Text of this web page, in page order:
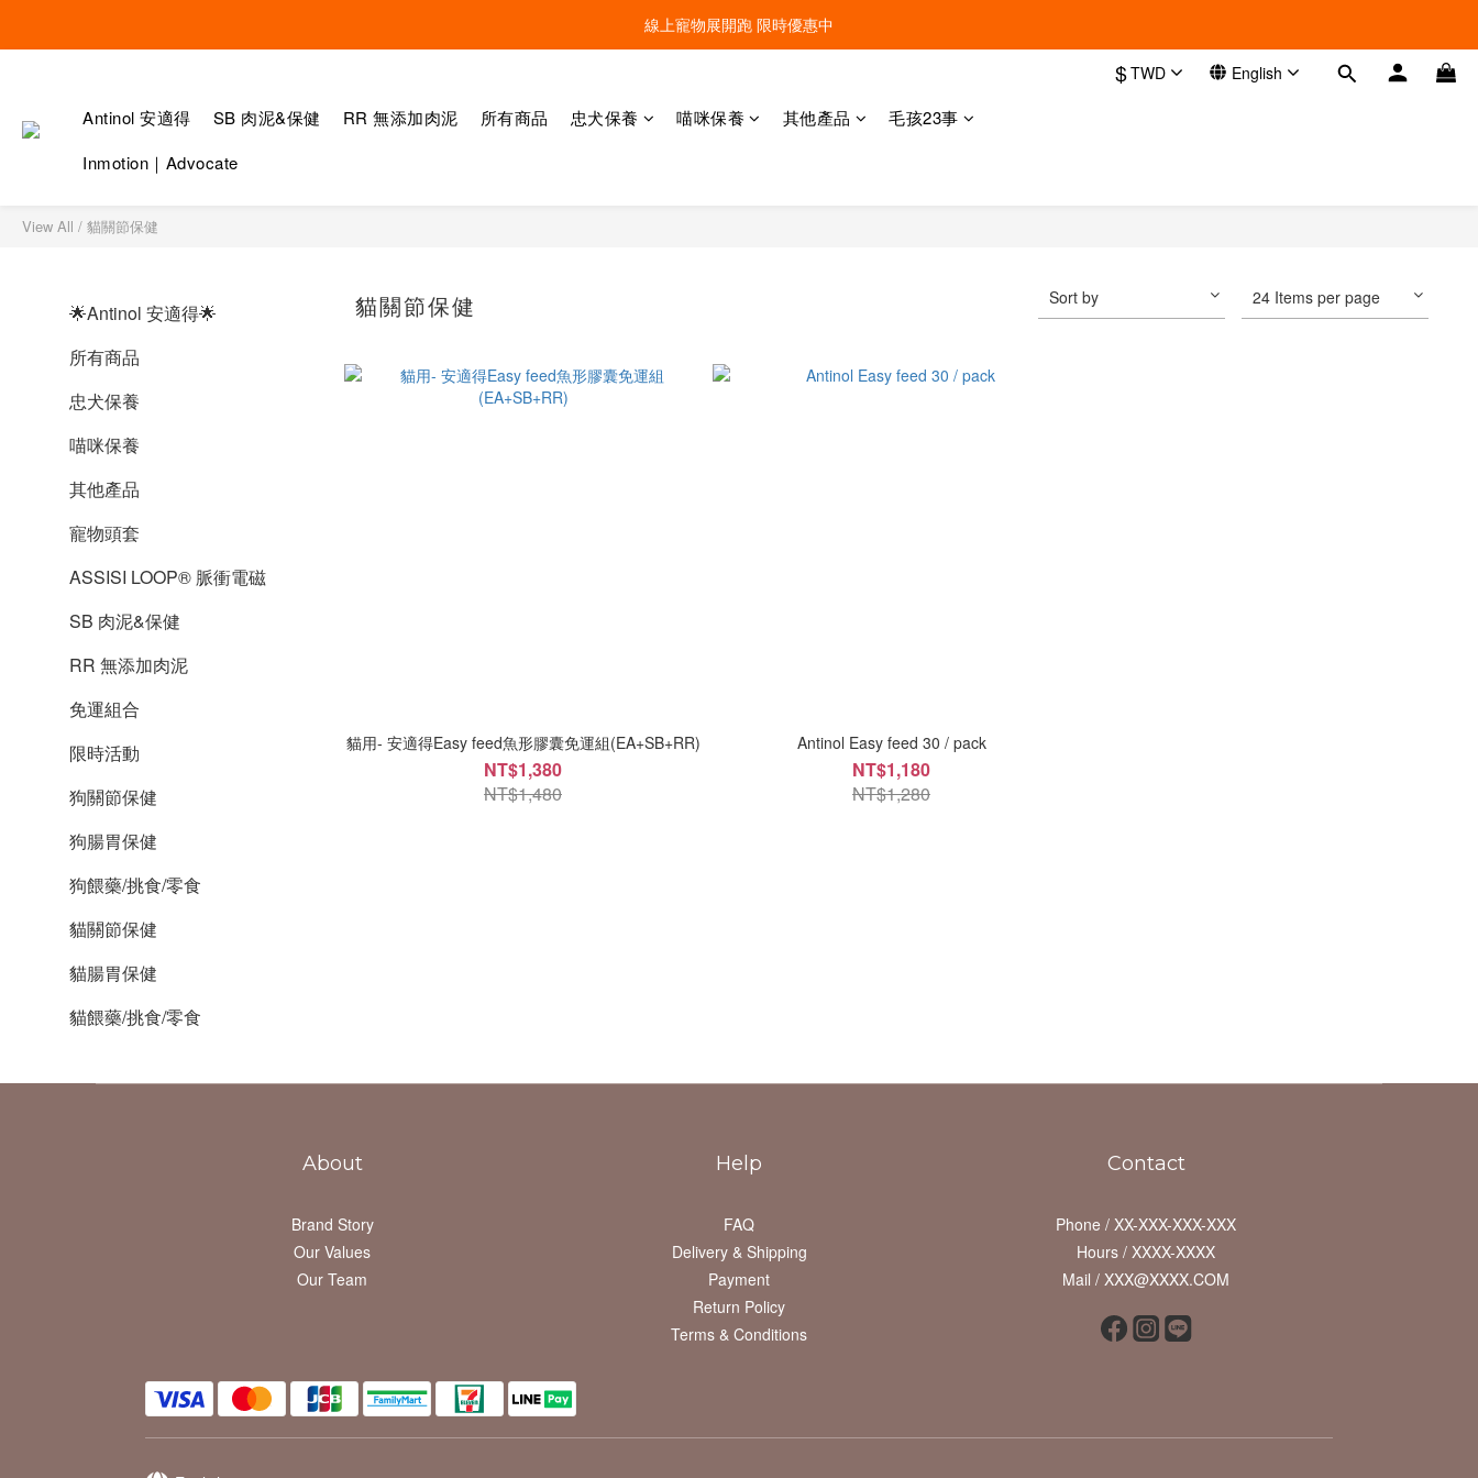
線上寵物展開跑 限時優惠中
線上寵物展開跑 限時優惠中
線上寵物展開跑 限時優惠中
$TWD English
Antinol 安適得 SB 肉泥&保健 RR 無添加肉泥 所有商品 忠犬保養 喵咪保養 其他產品
毛孩23事
Inmotion｜Advocate
View All / 貓關節保健
🌟Antinol 安適得🌟
所有商品
忠犬保養
喵咪保養
其他產品
寵物頭套
ASSISI LOOP® 脈衝電磁
SB 肉泥&保健
RR 無添加肉泥
免運組合
限時活動
狗關節保健
狗腸胃保健
狗餵藥/挑食/零食
貓關節保健
貓腸胃保健
貓餵藥/挑食/零食
貓關節保健 Sort by 24 Items per page
貓用- 安適得Easy feed魚形膠囊免運組(EA+SB+RR)
NT$1,380
NT$1,480
Antinol Easy feed 30 / pack
NT$1,180
NT$1,280
About
Brand Story
Our Values
Our Team
Help
FAQ
Delivery & Shipping
Payment
Return Policy
Terms & Conditions
Contact
Phone / XX-XXX-XXX-XXX
Hours / XXXX-XXXX
Mail / XXX@XXXX.COM